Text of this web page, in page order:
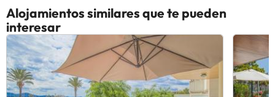
Alojamientos similares que te pueden
interesar